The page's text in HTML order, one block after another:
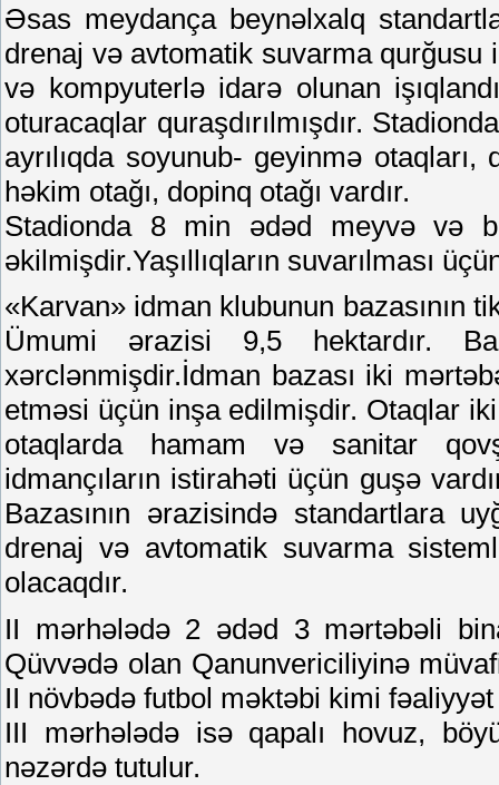
Əsas meydança beynəlxalq
drenaj və avtomatik suvarma
və kompyuterlə idarə olunan
oturacaqlar quraşdırılmışdır.
ayrılıqda soyunub- geyinmə
həkim otağı, dopinq otağı vardır.
Stadionda 8 min ədəd meyvə və
əkilmişdir.Yaşıllıqların suvarılması
«Karvan» idman klubunun bazasının
Ümumi ərazisi 9,5 hektardır.
xərclənmişdir.İdman bazası iki
etməsi üçün inşa edilmişdir. Otaqlar
otaqlarda hamam və sanitar
idmançıların istirahəti üçün guşə
Bazasının ərazisində standartlara
drenaj və avtomatik suvarma
olacaqdır.
II mərhələdə 2 ədəd 3 mərtəbəli
Qüvvədə olan Qanunvericiliyinə
II növbədə futbol məktəbi kimi
III mərhələdə isə qapalı hovuz,
nəzərdə tutulur.